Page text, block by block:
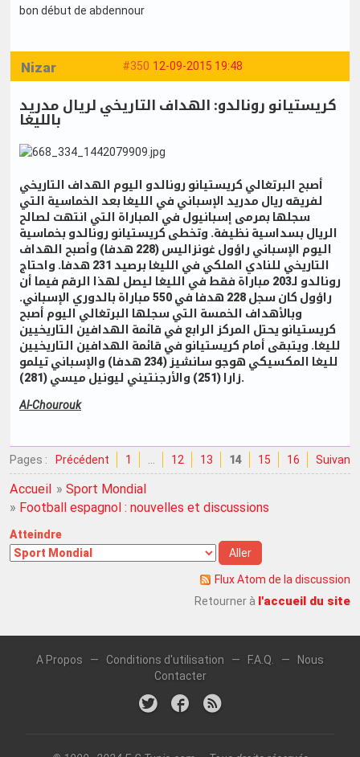
bon début de abdennour
#350 12-09-2015 19:48
Nizar
كريستيانو رونالدو: الهداف التاريخي لريال مدريد
بالليغا
أصبح البرتغالي كريستيانو رونالدو اليوم الهداف التاريخي
لفريقه ريال مدريد الإسباني في الليغا بعد الخماسية التي
سجلها بمرمى إسبانيول في المباراة التي انتهت لصالح
الريال بسداسية نظيفة. وتخطى كريستيانو رونالدو بخماسية
اليوم الإسباني راؤول غونزاليس (228 هدفا) وأصبح الهداف
التاريخي للنادي الملكي في الليغا برصيد 231 هدفا. واحتاج
رونالدو لـ203 مباراة فقط في الليغا ليصل لهذا الرقم فيما أن
راؤول كان سجل 228 هدفا في 550 مباراة بالدوري الإسباني.
وبالأهداف الخمسة التي سجلها البرتغالي اليوم أصبح
كريستيانو يحتل المركز الرابع في قائمة الهدافين التاريخيين
لليغا. ويتبقى أمام كريستيانو في قائمة الهدافين التاريخيين
لليغا المكسيكي هوجو سانشيز (234 هدفا) والإسباني تيلمو
زارا (251) والأرجنتيني ليونيل ميسي (281).
Al-Chourouk
Pages : Précédent 1 12 13 14 15 16 Suivant
Accueil »Sport Mondial
» Football espagnol : nouvelles et discussions
Atteindre
Flux Atom de la discussion
Retourner à l'accueil du site
A Propos — Conditions d'utilisation — F.A.Q. —
Nous
Contacter